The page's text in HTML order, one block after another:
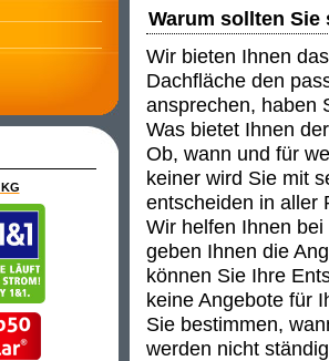
Warum sollten
Wir bieten Ihnen
Dachfläche den
ansprechen, haben
Was bietet Ihnen
Ob, wann und für
keiner wird Sie mit
entscheiden in aller
Wir helfen Ihnen
geben Ihnen die
können Sie Ihre
keine Angebote für
Sie bestimmen,
werden nicht